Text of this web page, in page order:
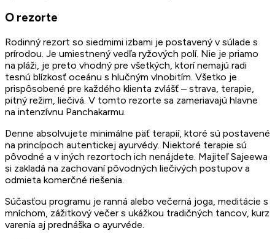
O rezorte
Rodinný rezort so siedmimi izbami je postavený v súlade s
prírodou. Je umiestnený vedľa ryžových polí. Nie je priamo
na pláži, je preto vhodný pre všetkých, ktorí nemajú radi
tesnú blízkosť oceánu s hlučným vlnobitím. Všetko je
prispôsobené pre každého klienta zvlášť – strava, terapie,
pitný režim, liečivá. V tomto rezorte sa zameriavajú hlavne
na intenzívnu Panchakarmu.
Denne absolvujete minimálne päť terapií, ktoré sú postavené
na princípoch autentickej ayurvédy. Niektoré terapie sú
pôvodné a v iných rezortoch ich nenájdete. Majiteľ Sajeewa
si zakladá na zachovaní pôvodných liečivých postupov a
odmieta komerčné riešenia.
Súčasťou programu je ranná alebo večerná joga, meditácie s
mníchom, zážitkový večer s ukážkou tradičných tancov, kurz
varenia aj prednáška o ayurvéde.